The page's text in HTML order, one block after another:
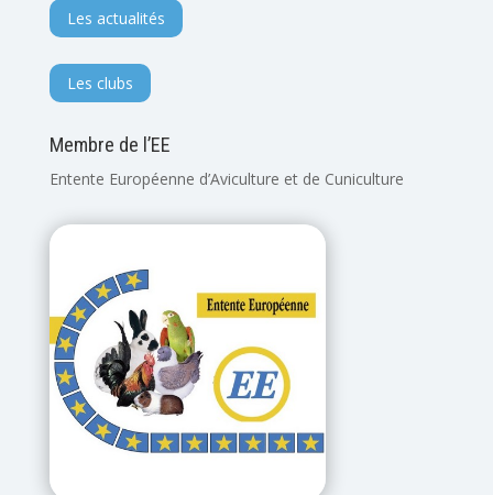
Les actualités
Les clubs
Membre de l’EE
Entente Européenne d’Aviculture et de Cuniculture